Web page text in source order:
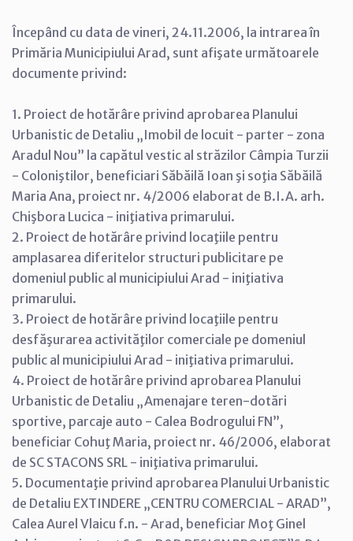
Începând cu data de vineri, 24.11.2006, la intrarea în
Primăria Municipiului Arad, sunt afişate următoarele
documente privind:
1. Proiect de hotărâre privind aprobarea Planului
Urbanistic de Detaliu „Imobil de locuit - parter - zona
Aradul Nou” la capătul vestic al străzilor Câmpia Turzii
- Coloniştilor, beneficiari Săbăilă Ioan şi soţia Săbăilă
Maria Ana, proiect nr. 4/2006 elaborat de B.I.A. arh.
Chişbora Lucica - iniţiativa primarului.
2. Proiect de hotărâre privind locaţiile pentru
amplasarea diferitelor structuri publicitare pe
domeniul public al municipiului Arad - iniţiativa
primarului.
3. Proiect de hotărâre privind locaţiile pentru
desfăşurarea activităţilor comerciale pe domeniul
public al municipiului Arad - iniţiativa primarului.
4. Proiect de hotărâre privind aprobarea Planului
Urbanistic de Detaliu „Amenajare teren-dotări
sportive, parcaje auto - Calea Bodrogului FN”,
beneficiar Cohuţ Maria, proiect nr. 46/2006, elaborat
de SC STACONS SRL - iniţiativa primarului.
5. Documentaţie privind aprobarea Planului Urbanistic
de Detaliu EXTINDERE „CENTRU COMERCIAL - ARAD”,
Calea Aurel Vlaicu f.n. - Arad, beneficiar Moţ Ginel